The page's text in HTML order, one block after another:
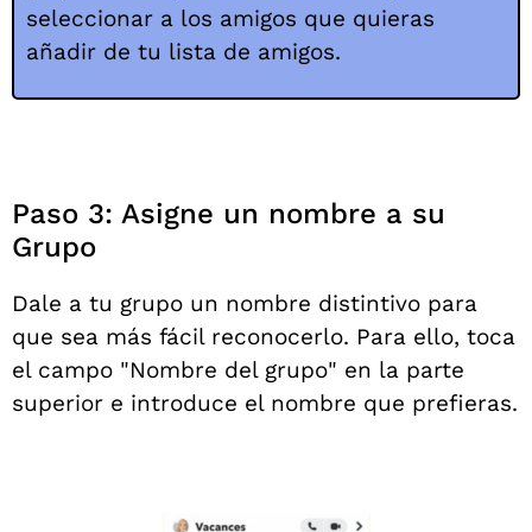
seleccionar a los amigos que quieras
añadir de tu lista de amigos.
Paso 3: Asigne un nombre a su
Grupo
Dale a tu grupo un nombre distintivo para
que sea más fácil reconocerlo. Para ello, toca
el campo "Nombre del grupo" en la parte
superior e introduce el nombre que prefieras.